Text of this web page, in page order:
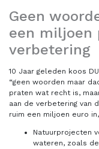
Geen
een miljoen
verbetering
10 Jaar geleden koos
“geen woorden maar
praten wat recht is,
aan de verbetering van
ruim een miljoen euro
Natuurprojecten
wateren, zoals